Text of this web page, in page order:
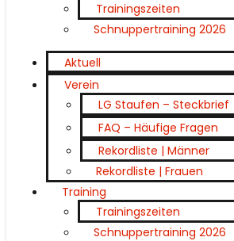
Trainingszeiten
Schnuppertraining 2026
Aktuell
Verein
LG Staufen – Steckbrief
FAQ – Häufige Fragen
Rekordliste | Männer
Rekordliste | Frauen
Training
Trainingszeiten
Schnuppertraining 2026